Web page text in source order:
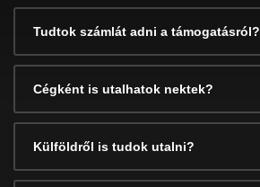
Tudtok számlát adni a támogatásról?
Cégként is utalhatok nektek?
Külföldről is tudok utalni?